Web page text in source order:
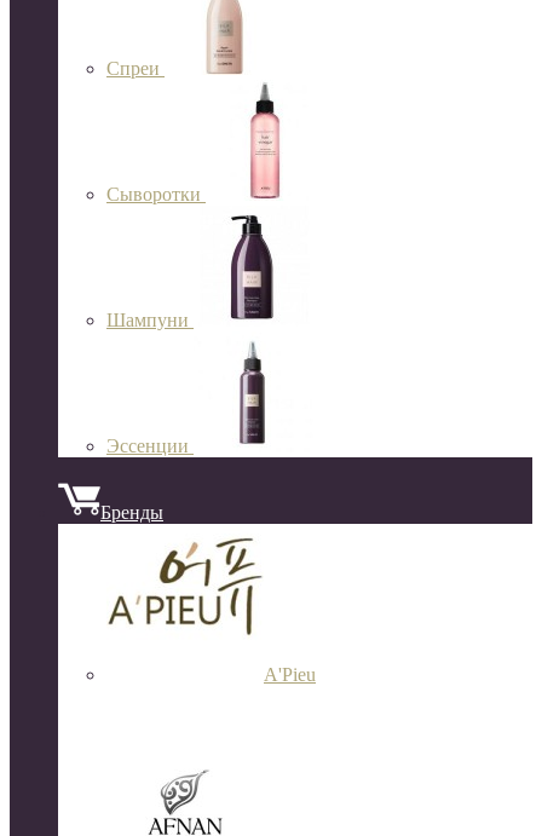
Спреи
Сыворотки
Шампуни
Эссенции
Бренды
A'Pieu